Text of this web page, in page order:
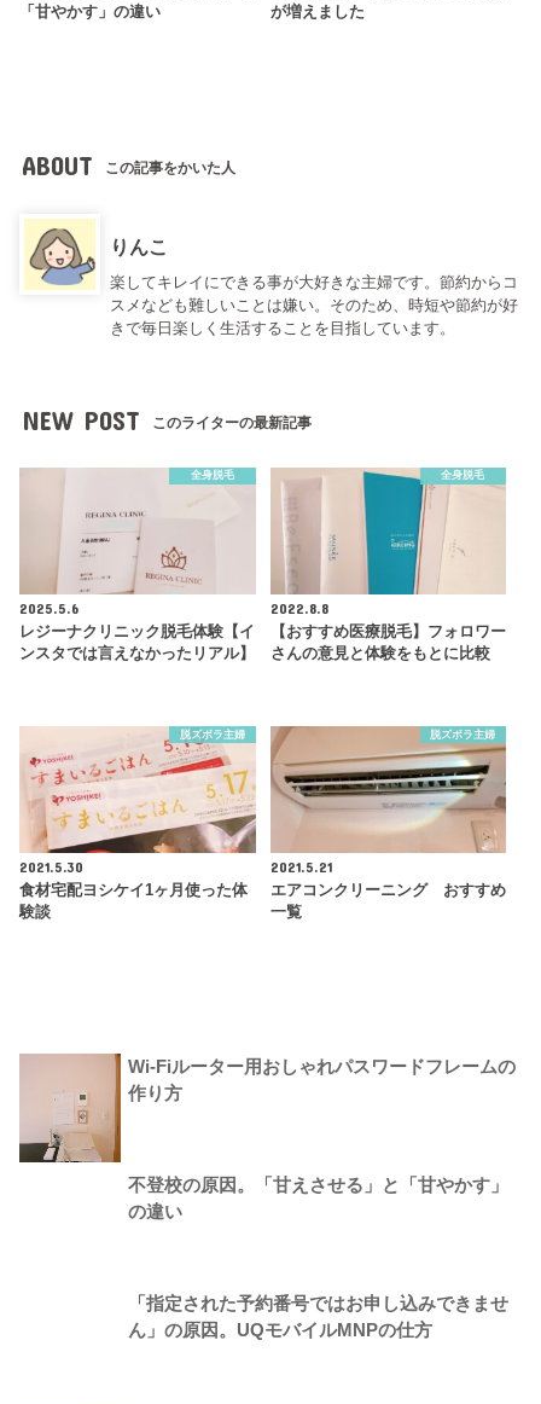
「甘やかす」の違い
が増えました
ABOUT この記事をかいた人
りんこ
楽してキレイにできる事が大好きな主婦です。節約からコ
スメなども難しいことは嫌い。そのため、時短や節約が好
きで毎日楽しく生活することを目指しています。
NEW POST このライターの最新記事
全身脱毛
2025.5.6
レジーナクリニック脱毛体験【イ
ンスタでは言えなかったリアル】
全身脱毛
2022.8.8
【おすすめ医療脱毛】フォロワー
さんの意見と体験をもとに比較
脱ズボラ主婦
2021.5.30
食材宅配ヨシケイ1ヶ月使った体
験談
脱ズボラ主婦
2021.5.21
エアコンクリーニング おすすめ
一覧
Wi-Fiルーター用おしゃれパスワードフレームの
作り方
不登校の原因。「甘えさせる」と「甘やかす」
の違い
「指定された予約番号ではお申し込みできませ
ん」の原因。UQモバイルMNPの仕方